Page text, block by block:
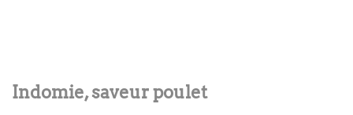
Indomie, saveur poulet